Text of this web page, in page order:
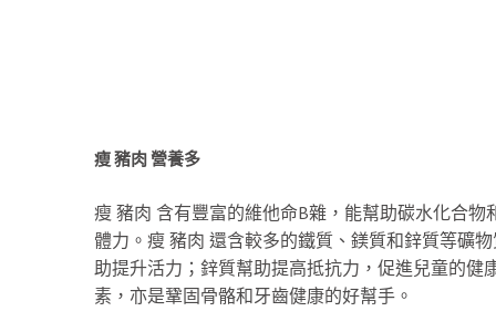
瘦 豬肉 營養多
瘦 豬肉 含有豐富的維他命B雜，能幫助碳水化合
體力。瘦 豬肉 還含較多的鐵質、鎂質和鋅質等礦
助提升活力；鋅質幫助提高抵抗力，促進兒童的
素，亦是鞏固骨骼和牙齒健康的好幫手。